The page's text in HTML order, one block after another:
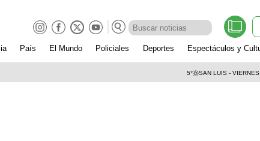
País El Mundo Policiales Deportes Espectáculos y
5° SAN LUIS -